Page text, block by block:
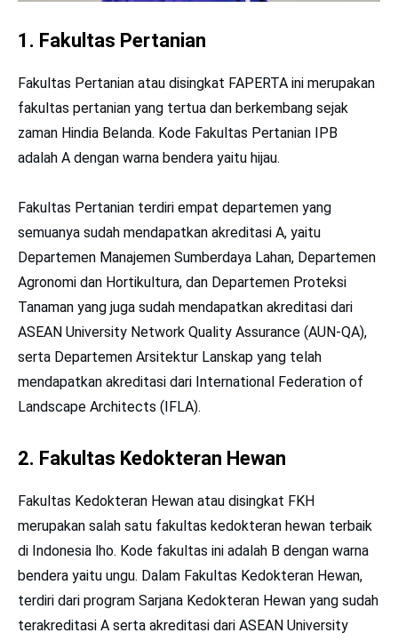
1. Fakultas Pertanian
Fakultas Pertanian atau disingkat FAPERTA ini merupakan
fakultas pertanian yang tertua dan berkembang sejak
zaman Hindia Belanda. Kode Fakultas Pertanian IPB
adalah A dengan warna bendera yaitu hijau.
Fakultas Pertanian terdiri empat departemen yang
semuanya sudah mendapatkan akreditasi A, yaitu
Departemen Manajemen Sumberdaya Lahan, Departemen
Agronomi dan Hortikultura, dan Departemen Proteksi
Tanaman yang juga sudah mendapatkan akreditasi dari
ASEAN University Network Quality Assurance (AUN-QA),
serta Departemen Arsitektur Lanskap yang telah
mendapatkan akreditasi dari International Federation of
Landscape Architects (IFLA).
2. Fakultas Kedokteran Hewan
Fakultas Kedokteran Hewan atau disingkat FKH
merupakan salah satu fakultas kedokteran hewan terbaik
di Indonesia lho. Kode fakultas ini adalah B dengan warna
bendera yaitu ungu. Dalam Fakultas Kedokteran Hewan,
terdiri dari program Sarjana Kedokteran Hewan yang sudah
terakreditasi A serta akreditasi dari ASEAN University